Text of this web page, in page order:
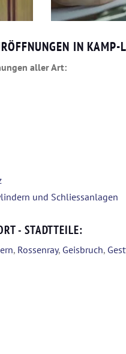
IN
aller Art:
und Schliessanlagen
- STADTTEILE:
, Rossenray, Geisbruch,